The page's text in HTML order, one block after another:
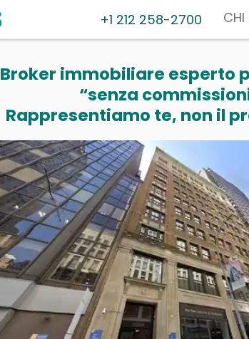
+1 212 258-2700 CHI
Broker immobiliare esperto
“senza
Rappresentiamo te, non il